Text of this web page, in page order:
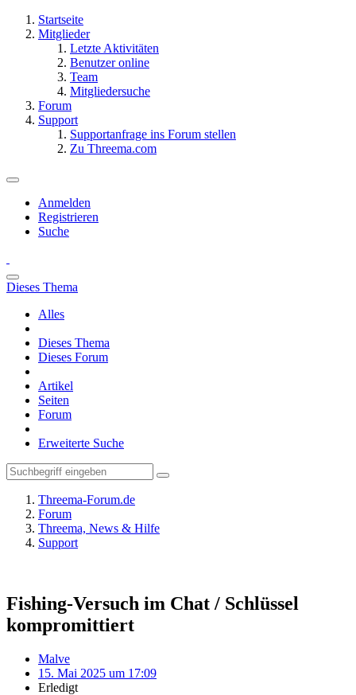
Startseite
Mitglieder
Letzte Aktivitäten
Benutzer online
Team
Mitgliedersuche
Forum
Support
Supportanfrage ins Forum stellen
Zu Threema.com
Anmelden
Registrieren
Suche
Dieses Thema
Alles
Dieses Thema
Dieses Forum
Artikel
Seiten
Forum
Erweiterte Suche
Threema-Forum.de
Forum
Threema, News & Hilfe
Support
Fishing-Versuch im Chat / Schlüssel
kompromittiert
Malve
15. Mai 2025 um 17:09
Erledigt